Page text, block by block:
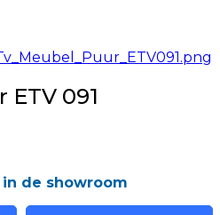
ETV 091
de showroom